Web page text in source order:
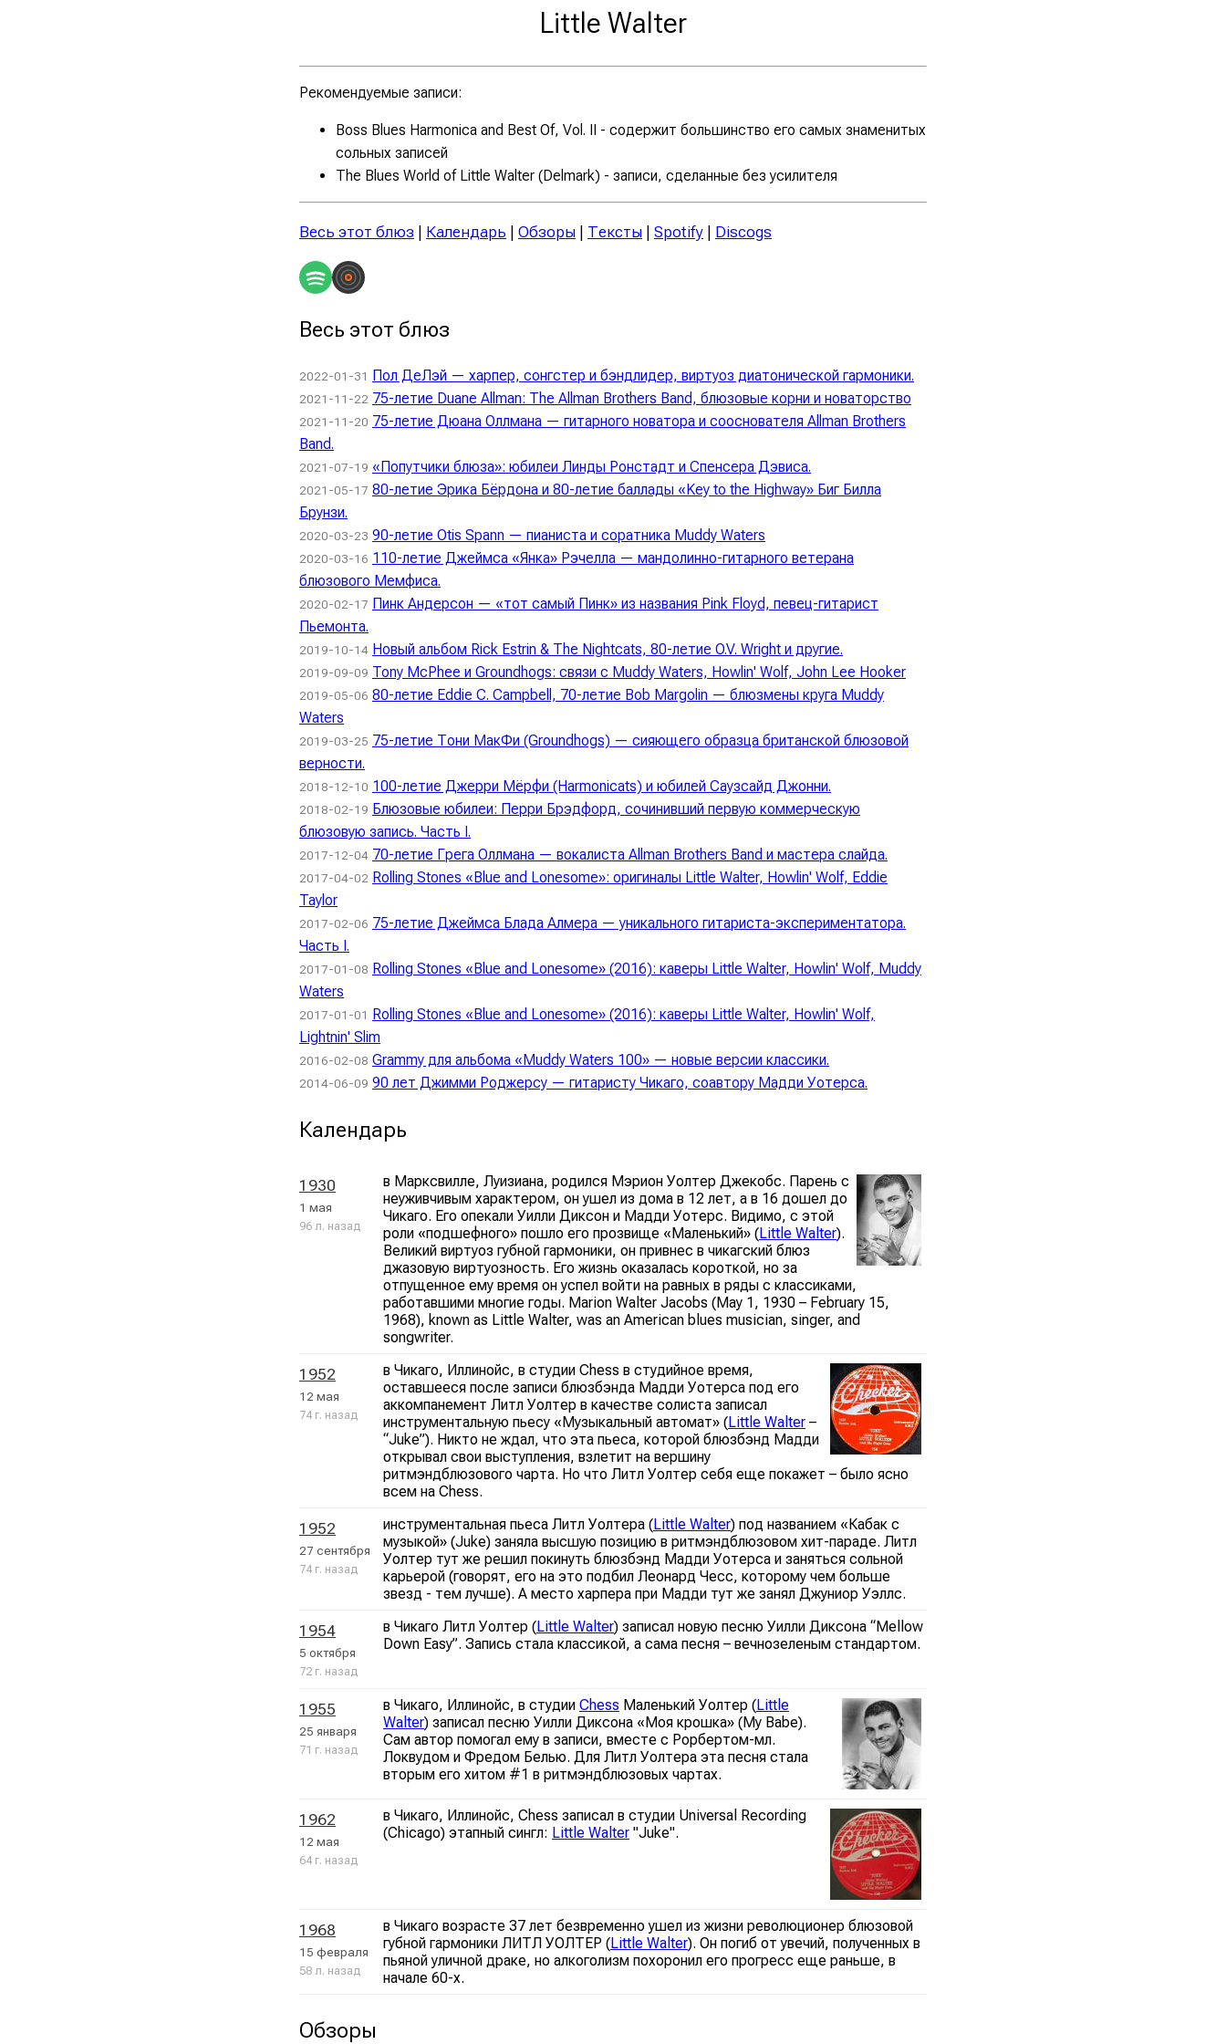
Little Walter
Рекомендуемые записи:
Boss Blues Harmonica and Best Of, Vol. II - содержит большинство его самых знаменитых
сольных записей
The Blues World of Little Walter (Delmark) - записи, сделанные без усилителя
Весь этот блюз Календарь Обзоры Тексты Spotify Discogs
Весь этот блюз
2022-01-31 Пол ДеЛэй — харпер, сонгстер и бэндлидер, виртуоз диатонической гармоники.
2021-11-22 75-летие Duane Allman: The Allman Brothers Band, блюзовые корни и новаторство
2021-11-20 75-летие Дюана Оллмана — гитарного новатора и сооснователя Allman Brothers
Band.
2021-07-19 «Попутчики блюза»: юбилеи Линды Ронстадт и Спенсера Дэвиса.
2021-05-17 80-летие Эрика Бёрдона и 80-летие баллады «Key to the Highway» Биг Билла
Брунзи.
2020-03-23 90-летие Otis Spann — пианиста и соратника Muddy Waters
2020-03-16 110-летие Джеймса «Янка» Рэчелла — мандолинно-гитарного ветерана
блюзового Мемфиса.
2020-02-17 Пинк Андерсон — «тот самый Пинк» из названия Pink Floyd, певец-гитарист
Пьемонта.
2019-10-14 Новый альбом Rick Estrin & The Nightcats, 80-летие O.V. Wright и другие.
2019-09-09 Tony McPhee и Groundhogs: связи с Muddy Waters, Howlin' Wolf, John Lee Hooker
2019-05-06 80-летие Eddie C. Campbell, 70-летие Bob Margolin — блюзмены круга Muddy
Waters
2019-03-25 75-летие Тони МакФи (Groundhogs) — сияющего образца британской блюзовой
верности.
2018-12-10 100-летие Джерри Мёрфи (Harmonicats) и юбилей Саузсайд Джонни.
2018-02-19 Блюзовые юбилеи: Перри Брэдфорд, сочинивший первую коммерческую
блюзовую запись. Часть I.
2017-12-04 70-летие Грега Оллмана — вокалиста Allman Brothers Band и мастера слайда.
2017-04-02 Rolling Stones «Blue and Lonesome»: оригиналы Little Walter, Howlin' Wolf, Eddie
Taylor
2017-02-06 75-летие Джеймса Блада Алмера — уникального гитариста-экспериментатора.
Часть I.
2017-01-08 Rolling Stones «Blue and Lonesome» (2016): каверы Little Walter, Howlin' Wolf, Muddy
Waters
2017-01-01
Rolling Stones «Blue and Lonesome» (2016): каверы Little Walter, Howlin' Wolf,
Lightnin' Slim
2016-02-08 Grammy для альбома «Muddy Waters 100» — новые версии классики.
2014-06-09 90 лет Джимми Роджерсу — гитаристу Чикаго, соавтору Мадди Уотерса.
Календарь
1930
1 мая
96 л. назад
в Марксвилле, Луизиана, родился Мэрион Уолтер Джекобс. Парень с
неуживчивым характером, он ушел из дома в 12 лет, а в 16 дошел до
Чикаго. Его опекали Уилли Диксон и Мадди Уотерс. Видимо, с этой
роли «подшефного» пошло его прозвище «Маленький» (Little Walter).
Великий виртуоз губной гармоники, он привнес в чикагский блюз
джазовую виртуозность. Его жизнь оказалась короткой, но за
отпущенное ему время он успел войти на равных в ряды с классиками,
работавшими многие годы. Marion Walter Jacobs (May 1, 1930 – February 15,
1968), known as Little Walter, was an American blues musician, singer, and
songwriter.
1952
12 мая
74 г. назад
в Чикаго, Иллинойс, в студии Chess в студийное время,
оставшееся после записи блюзбэнда Мадди Уотерса под его
аккомпанемент Литл Уолтер в качестве солиста записал
инструментальную пьесу «Музыкальный автомат» (Little Walter –
“Juke”). Никто не ждал, что эта пьеса, которой блюзбэнд Мадди
открывал свои выступления, взлетит на вершину
ритмэндблюзового чарта. Но что Литл Уолтер себя еще покажет – было ясно
всем на Chess.
1952
27 сентября
74 г. назад
инструментальная пьеса Литл Уолтера (Little Walter) под названием «Кабак c
музыкой» (Juke) заняла высшую позицию в ритмэндблюзовом хит-параде. Литл
Уолтер тут же решил покинуть блюзбэнд Мадди Уотерса и заняться сольной
карьерой (говорят, его на это подбил Леонард Чесс, которому чем больше
звезд - тем лучше). А место харпера при Мадди тут же занял Джуниор Уэллс.
1954
5 октября
72 г. назад
в Чикаго Литл Уолтер (Little Walter) записал новую песню Уилли Диксона “Mellow
Down Easy”. Запись стала классикой, а сама песня – вечнозеленым стандартом.
1955
25 января
71 г. назад
в Чикаго, Иллинойс, в студии Chess Маленький Уолтер (Little
Walter) записал песню Уилли Диксона «Моя крошка» (My Babe).
Сам автор помогал ему в записи, вместе с Рорбертом-мл.
Локвудом и Фредом Белью. Для Литл Уолтера эта песня стала
вторым его хитом #1 в ритмэндблюзовых чартах.
1962
12 мая
64 г. назад
в Чикаго, Иллинойс, Chess записал в студии Universal Recording
(Chicago) этапный сингл: Little Walter "Juke".
1968
15 февраля
58 л. назад
в Чикаго возрасте 37 лет безвременно ушел из жизни революционер блюзовой
губной гармоники ЛИТЛ УОЛТЕР (Little Walter). Он погиб от увечий, полученных в
пьяной уличной драке, но алкоголизм похоронил его прогресс еще раньше, в
начале 60-х.
Обзоры